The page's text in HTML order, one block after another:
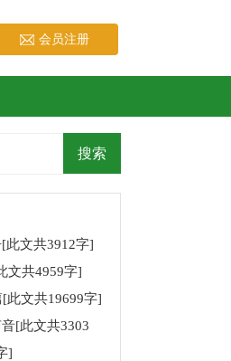
会员注册
此文共3912字]
文共4959字]
此文共19699字]
[此文共3303
]